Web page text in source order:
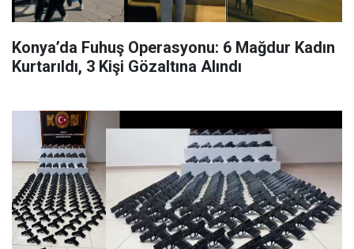
Konya’da Fuhuş Operasyonu: 6 Mağdur Kadın
Kurtarıldı, 3 Kişi Gözaltına Alındı